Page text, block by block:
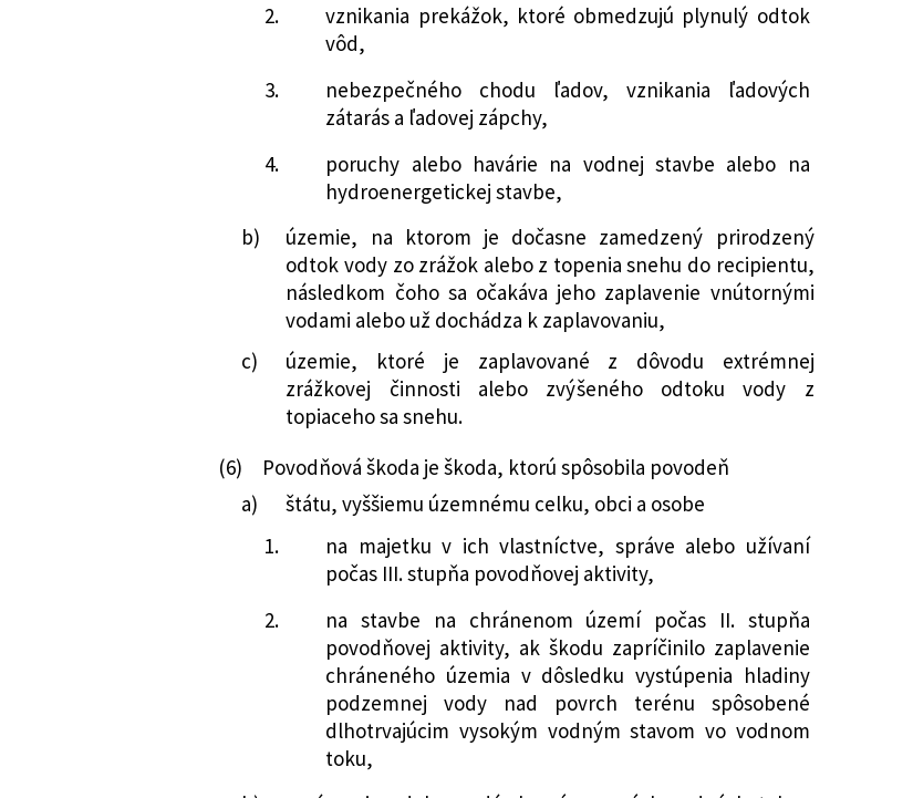
2.
vznikania prekážok, ktoré obmedzujú plynulý odtok
vôd,
3.
nebezpečného chodu ľadov, vznikania ľadových
zátarás a ľadovej zápchy,
4.
poruchy alebo havárie na vodnej stavbe alebo na
hydroenergetickej stavbe,
b)
územie, na ktorom je dočasne zamedzený prirodzený
odtok vody zo zrážok alebo z topenia snehu do recipientu,
následkom čoho sa očakáva jeho zaplavenie vnútornými
vodami alebo už dochádza k zaplavovaniu,
c)
územie, ktoré je zaplavované z dôvodu extrémnej
zrážkovej činnosti alebo zvýšeného odtoku vody z
topiaceho sa snehu.
(6)
Povodňová škoda je škoda, ktorú spôsobila povodeň
a)
štátu, vyššiemu územnému celku, obci a osobe
1.
na majetku v ich vlastníctve, správe alebo užívaní
počas III. stupňa povodňovej aktivity,
2.
na stavbe na chránenom území počas II. stupňa
povodňovej aktivity, ak škodu zapríčinilo zaplavenie
chráneného územia v dôsledku vystúpenia hladiny
podzemnej vody nad povrch terénu spôsobené
dlhotrvajúcim vysokým vodným stavom vo vodnom
toku,